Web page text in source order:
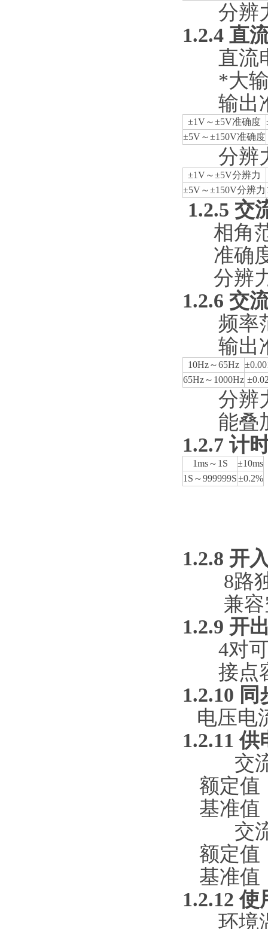
分辨
1.2.4 直
直流
*大
输出
±1V～±5V准确度
±5V～±150V准确度
分辨
±1V～±5V分辨力
±5V～±150V分辨力
1.2.5 交
相角
准确
分辨
1.2.6 交
频率
输出
10Hz～65Hz
65Hz～1000Hz
分辨
能叠
1.2.7 计
1ms～1S
±10ms
1S～999999S±0.2%
1.2.8 开
8路
兼
1.2.9 开
4对
接点
1.2.10 同
电压电
1.2.11 供
交
额定值
基准值
交
额定值
基准值
1.2.12 使
环境